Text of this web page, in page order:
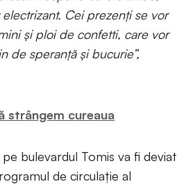
Cei prezenți se vor
și ploi de confetti, care vor
de speranță și bucurie”,
strângem cureaua
bulevardul Tomis va fi deviat
de circulație al